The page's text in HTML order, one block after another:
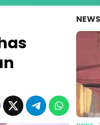
NEWS